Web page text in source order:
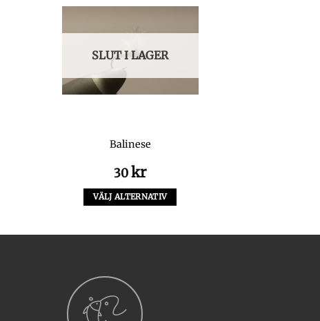
SLUT I LAGER
Balinese
30kr
VÄLJ ALTERNATIV
varianter.
De